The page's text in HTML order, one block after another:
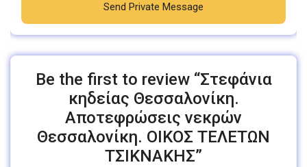
Send Private Message
Be the first to review “Στεφάνια
κηδείας Θεσσαλονίκη.
Αποτεφρώσεις νεκρών
Θεσσαλονίκη. ΟΙΚΟΣ ΤΕΛΕΤΩΝ
ΤΣΙΚΝΑΚΗΣ”